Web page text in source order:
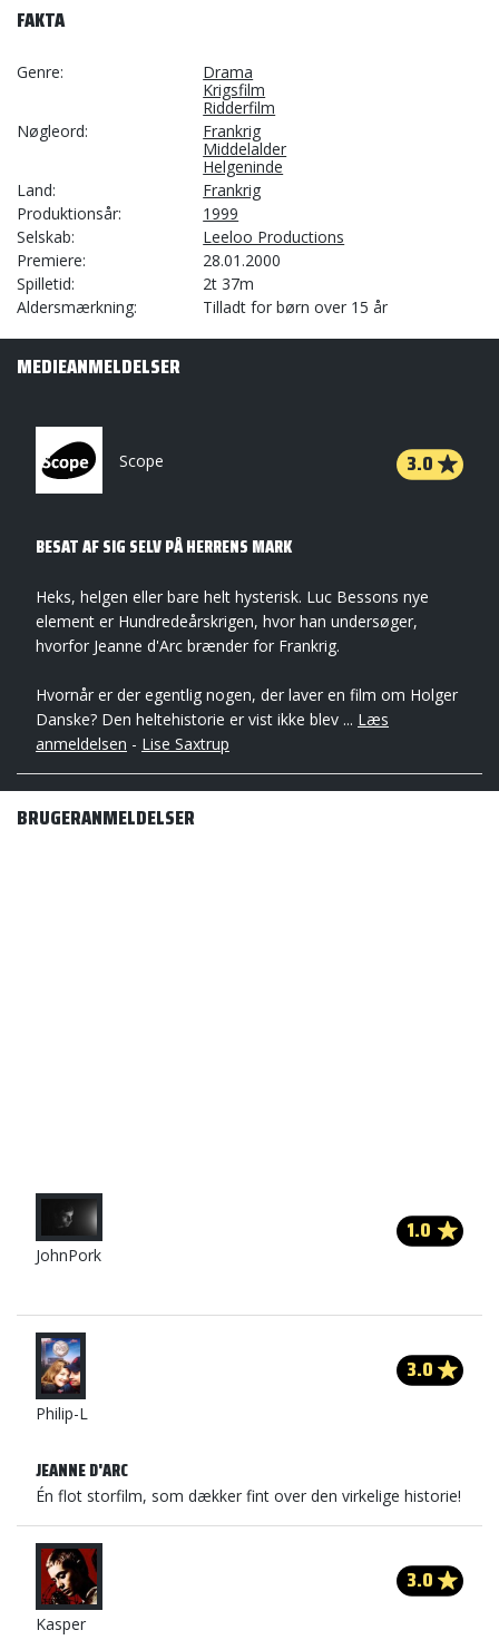
FAKTA
Genre
Drama
Krigsfilm
Ridderfilm
Nøgleord
Frankrig
Middelalder
Helgeninde
Land
Frankrig
Produktionsår
1999
Selskab
Leeloo Productions
Premiere
28.01.2000
Spilletid
2t 37m
Aldersmærkning
Tilladt for børn over 15 år
MEDIEANMELDELSER
Scope 3.0
BESAT AF SIG SELV PÅ HERRENS MARK
Heks, helgen eller bare helt hysterisk. Luc Bessons nye
element er Hundredeårskrigen, hvor han undersøger,
hvorfor Jeanne d'Arc brænder for Frankrig.
Hvornår er der egentlig nogen, der laver en film om Holger
Danske? Den heltehistorie er vist ikke blev ... Læs
anmeldelsen - Lise Saxtrup
BRUGERANMELDELSER
JohnPork
1.0
Philip-L
3.0
JEANNE D'ARC
Én flot storfilm, som dækker fint over den virkelige historie!
Kasper
3.0